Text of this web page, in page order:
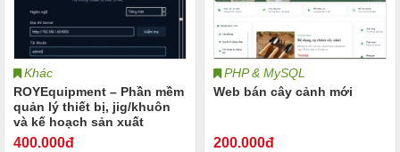
Khác
ROYEquipment – Phần mềm
quản lý thiết bị, jig/khuôn
và kế hoạch sản xuất
400.000đ
PHP & MySQL
Web bán cây cảnh mới
200.000đ